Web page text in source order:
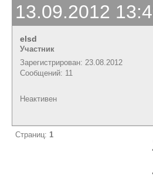
13.09.2012
elsd
Участник
Зарегистрирован: 23.08.2012
Сообщений: 11
Неактивен
Страниц: 1